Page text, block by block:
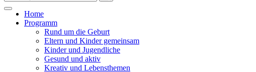
Toggle
navigation
Home
Programm
Rund um die Geburt
Eltern und Kinder gemeinsam
Kinder und Jugendliche
Gesund und aktiv
Kreativ und Lebensthemen